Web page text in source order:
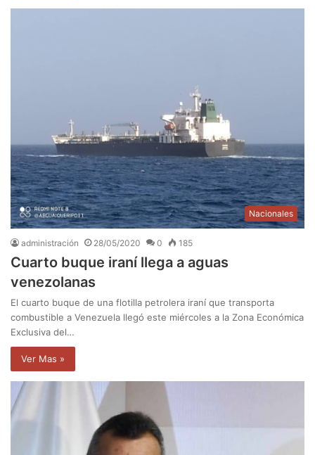
Nacionales
administración 28/05/2020 0 185
Cuarto buque iraní llega a aguas
venezolanas
El cuarto buque de una flotilla petrolera iraní que transporta
combustible a Venezuela llegó este miércoles a la Zona Económica
Exclusiva del…
Ver Mas »